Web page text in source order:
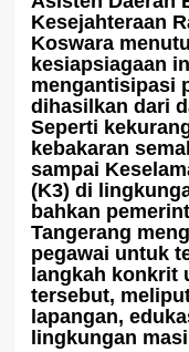
Kesejahteraan
Koswara
kesiapsiagaan
mengantisipasi
dihasilkan dari
Seperti
kebakaran
sampai
(K3) di
bahkan
Tangerang
pegawai untuk
langkah konkrit
tersebut,
lapangan,
lingkungan